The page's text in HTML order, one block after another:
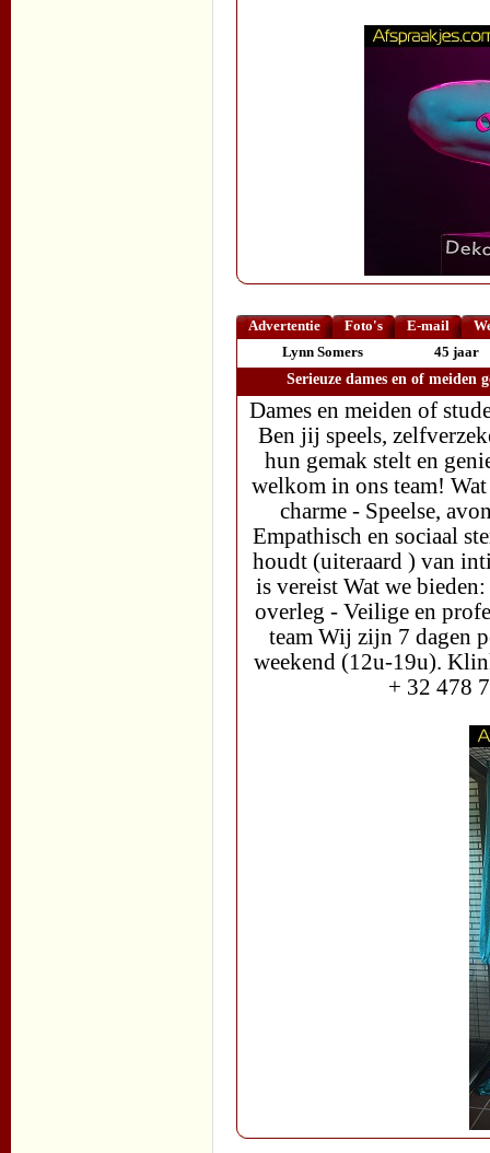
Advertentie Foto's E-mail
Lynn Somers
45 jaar
Serieuze dames en of meiden
Dames en meiden of
Ben jij speels,
hun gemak stelt en
welkom in ons team!
charme - Speelse,
Empathisch en sociaal
houdt (uiteraard ) van
is vereist Wat we
overleg - Veilige en
team Wij zijn 7 dagen
weekend (12u-19u).
+ 32 478